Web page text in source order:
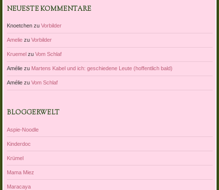
NEUESTE KOMMENTARE
Knoetchenzu Vorbilder
Ameliezu Vorbilder
Kruemel zu Vom Schlaf
Améliezu Martens Kabel und ich: geschiedene Leute (hoffentlich bald)
Améliezu Vom Schlaf
BLOGGERWELT
Aspie-Noodle
Kinderdoc
Krümel
Mama Miez
Maracaya